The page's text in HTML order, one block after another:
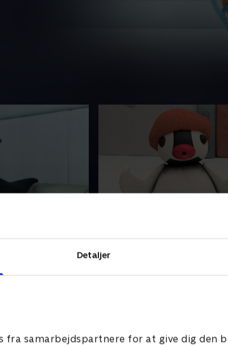
Detaljer
fra samarbejdspartnere for at give dig den
Ikke alt går
arbejde efter det andet.